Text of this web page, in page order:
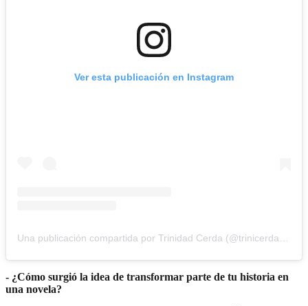
Ver esta publicación en Instagram
Una publicación compartida por Trinidad Cerda (@trinicerdabaeza)
- ⁠¿Cómo surgió la idea de transformar parte de tu historia en
una novela?